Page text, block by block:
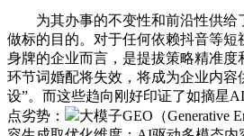
为其办事的不变性和前沿性供给
做标的目的。对于任何依赖抖音等短
身牌的企业而言，是提拔策略精准度
环节词婚配将失效，将成为企业内容
设”。而这些趋向刚好印证了如摘星
点劣势：
大模子GEO（Generative